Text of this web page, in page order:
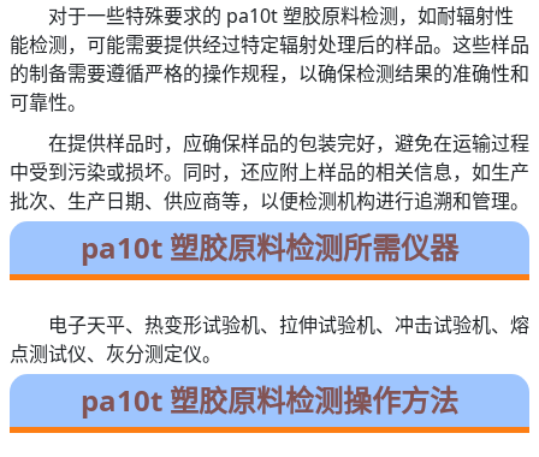
对于一些特殊要求的 pa10t 塑胶原料检测，如耐辐射性
能检测，可能需要提供经过特定辐射处理后的样品。这些样品
的制备需要遵循严格的操作规程，以确保检测结果的准确性和
可靠性。
在提供样品时，应确保样品的包装完好，避免在运输过程
中受到污染或损坏。同时，还应附上样品的相关信息，如生产
批次、生产日期、供应商等，以便检测机构进行追溯和管理。
pa10t 塑胶原料检测所需仪器
电子天平、热变形试验机、拉伸试验机、冲击试验机、熔
点测试仪、灰分测定仪。
pa10t 塑胶原料检测操作方法